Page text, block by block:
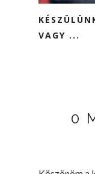
VAGY ...
0